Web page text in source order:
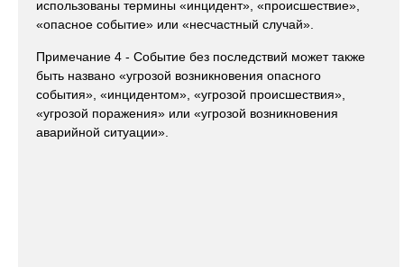
использованы термины «инцидент», «происшествие»,
«опасное событие» или «несчастный случай».
Примечание 4 - Событие без последствий может также
быть названо «угрозой возникновения опасного
события», «инцидентом», «угрозой происшествия»,
«угрозой поражения» или «угрозой возникновения
аварийной ситуации».